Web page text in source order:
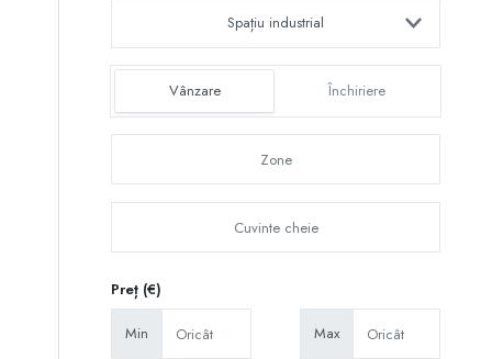
Spațiu industrial
Vânzare Închiriere
Preț (€)
Min Max